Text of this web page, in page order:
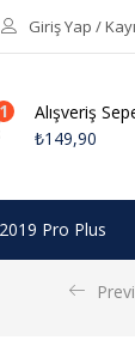
Giriş Yap /
1
Alışveriş
₺149,90
Pro Plus